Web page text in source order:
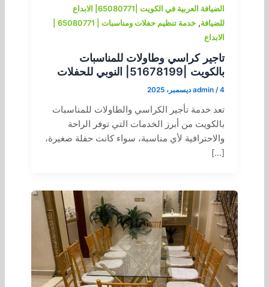
الضيافة العربية في الكويت |65080771| الابداع
للضيافة,
الابداع
تاجير كراسي وطاولات للمناسبات
بالكويت |51678199| النوبي للحفلات
admin /4 ديسمبر، 2025
تعد خدمة تأجير الكراسي والطاولات للمناسبات
بالكويت من أبرز الخدمات التي توفر الراحة
والاحترافية لأي مناسبة، سواء كانت حفلة صغيرة،
[…]